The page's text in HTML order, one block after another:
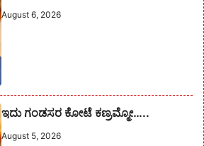
August 6, 2026
ಇದು ಗಂಡಸರ ಕೋಟೆ ಕಣ್ರಮ್ಮೋ…..
August 5, 2026